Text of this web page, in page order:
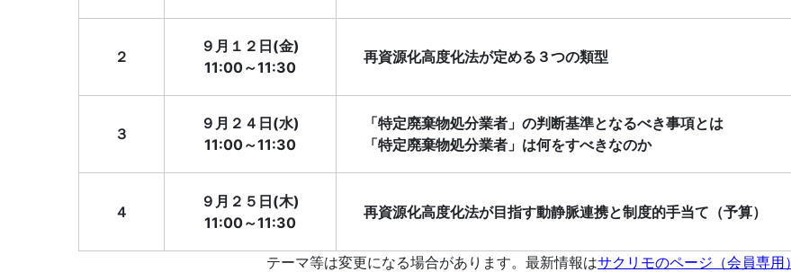
２
９月１２日(金)
11:00～11:30
再資源化高度化法が定める３つの類型
３
９月２４日(水)
11:00～11:30
「特定廃棄物処分業者」の判断基準となるべき事項とは
「特定廃棄物処分業者」は何をすべきなのか
４
９月２５日(木)
11:00～11:30
再資源化高度化法が目指す動静脈連携と制度的手当て（予算）
テーマ等は変更になる場合があります。最新情報はサクリモのページ（会員専用）